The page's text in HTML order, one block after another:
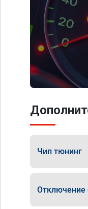
Чип тюнинг
Отключение